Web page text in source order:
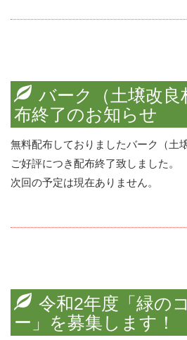
バーク（土壌改良
布終了のお知らせ
無料配布しておりましたバーク（土
ご好評につき配布終了致しました。
次回の予定は現在ありません。
令和2年度「緑の
ー」を募集します！